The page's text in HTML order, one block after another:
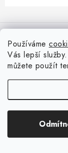
Používáme
Vás lepší
můžete použít
á
Doprava
Oblíbené ♥️
Hodnocení
Nepřehlédněte
Blog s nápady a
Slovník pojmů,
Reklamace a